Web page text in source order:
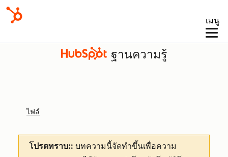
เมนู
ฐานความรู้
ไฟล์
โปรดทราบ:: บทความนี้จัดทำขึ้นเพื่อความ